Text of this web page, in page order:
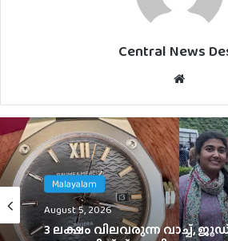
Central News
Malayalam
August 5, 2026
Malayalam
August 4, 2026